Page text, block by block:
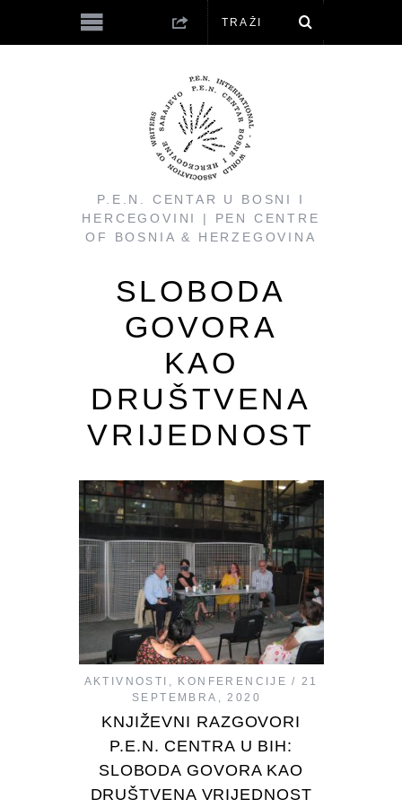
P.E.N. CENTAR U BOSNI I
HERCEGOVINI | PEN CENTRE
OF BOSNIA & HERZEGOVINA
SLOBODA
GOVORA
KAO
DRUŠTVENA
VRIJEDNOST
AKTIVNOSTI , KONFERENCIJE
21
SEPTEMBRA, 2020
KNJIŽEVNI RAZGOVORI
P.E.N. CENTRA U BIH:
SLOBODA GOVORA KAO
DRUŠTVENA VRIJEDNOST